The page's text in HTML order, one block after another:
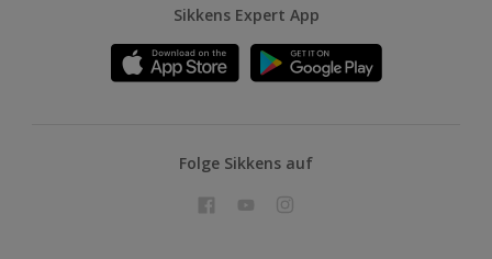
Sikkens Expert App
Folge Sikkens auf